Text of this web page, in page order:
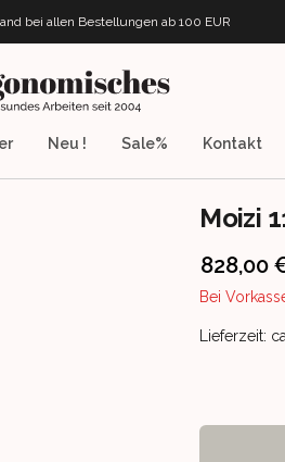
bei allen Bestellungen ab 100 EUR
Neu ! Sale% Kontakt
Moizi
Product
828,00
Bei
Product
Lieferzeit: